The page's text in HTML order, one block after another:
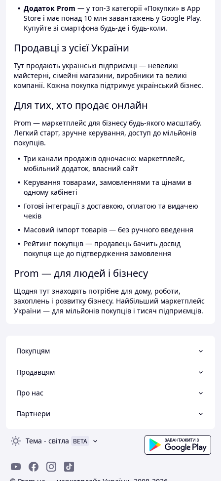
Додаток Prom — у топ-3 категорії «Покупки» в App
Store і має понад 10 млн завантажень у Google Play.
Купуйте зі смартфона будь-де і будь-коли.
Продавці з усієї України
Тут продають українські підприємці — невеликі
майстерні, сімейні магазини, виробники та великі
компанії. Кожна покупка підтримує український бізнес.
Для тих, хто продає онлайн
Prom — маркетплейс для бізнесу будь-якого масштабу.
Легкий старт, зручне керування, доступ до мільйонів
покупців.
Три канали продажів одночасно: маркетплейс,
мобільний додаток, власний сайт
Керування товарами, замовленнями та цінами в
одному кабінеті
Готові інтеграції з доставкою, оплатою та видачею
чеків
Масовий імпорт товарів — без ручного введення
Рейтинг покупців — продавець бачить досвід
покупця ще до підтвердження замовлення
Prom — для людей і бізнесу
Щодня тут знаходять потрібне для дому, роботи,
захоплень і розвитку бізнесу. Найбільший маркетплейс
України — для мільйонів покупців і тисяч підприємців.
Покупцям
Продавцям
Про нас
Партнери
Тема - світла BETA